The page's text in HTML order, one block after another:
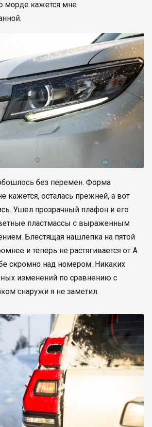
морде кажется мне
без перемен. Форма
кажется, осталась прежней, а вот
Ушел прозрачный плафон и его
пластмассы с выраженным
Блестящая нашлепка на пятой
и теперь не растягивается от А
скромно над номером. Никаких
изменений по сравнению с
снаружи я не заметил.